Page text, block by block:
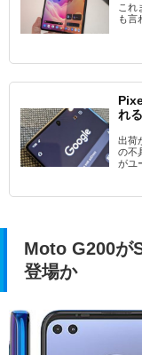
これ
も言
れ
出荷
の不
がユ
Moto G200が
登場か